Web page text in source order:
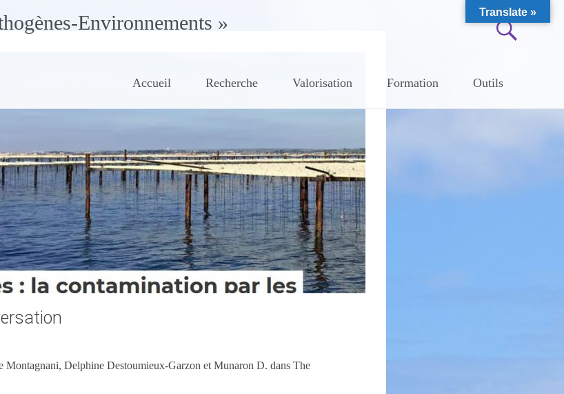
Environnements »
Accueil Recherche Valorisation Formation Outils
Montagnani, Delphine Destoumieux-Garzon et Munaron D. dans The
Translate »